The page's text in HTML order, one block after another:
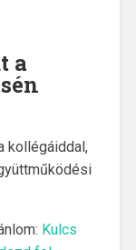
a
kollégáiddal,
Kulcs